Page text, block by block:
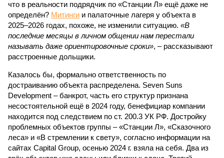
что в реальности подрядчик по «Станции Л» ещё даже не
определён? Митинги и палаточные лагеря у объекта в
2025–2026 годах, похоже, не изменили ситуацию. «В
последние месяцы в личном общении нам перестали
называть даже ориентировочные сроки», – рассказывают
расстроенные дольщики.
Казалось бы, формально ответственность по
достраиванию объекта распределена. Seven Suns
Development – банкрот, часть его структур признана
несостоятельной ещё в 2024 году, бенефициар компании
находится под следствием по ст. 200.3 УК РФ. Достройку
проблемных объектов группы – «Станции Л», «Сказочного
леса» и «В стремлении к свету», согласно информации на
сайтах Capital Group, осенью 2024 г. взяла на себя. Два из